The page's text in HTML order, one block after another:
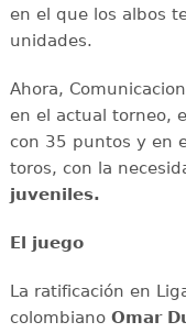
en el que los albos
unidades.
Ahora,
en el actual torneo,
con 35 puntos y en
toros, con la
juveniles.
El juego
La ratificación en
colombiano Omar